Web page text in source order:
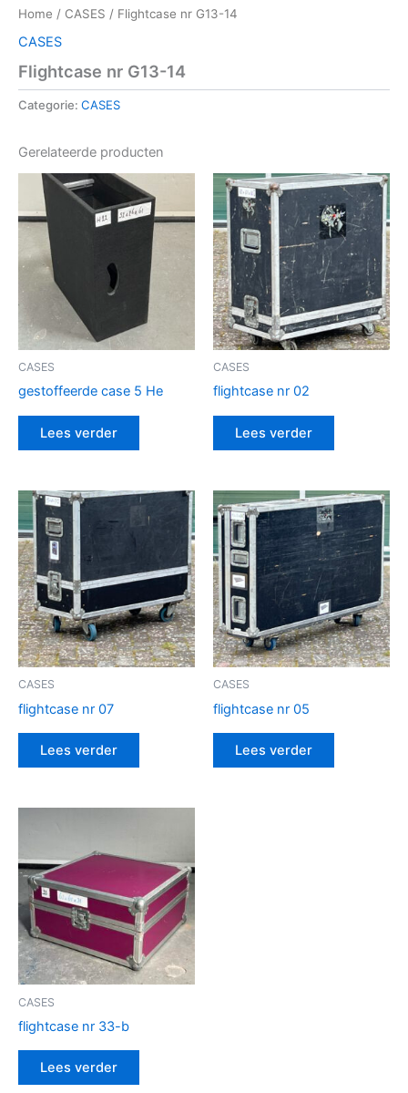
Home / CASES / Flightcase nr G13-14
CASES
Flightcase nr G13-14
Categorie: CASES
Gerelateerde producten
CASES
gestoffeerde case 5 He
Lees verder
CASES
flightcase nr 02
Lees verder
CASES
flightcase nr 07
Lees verder
CASES
flightcase nr 05
Lees verder
CASES
flightcase nr 33-b
Lees verder